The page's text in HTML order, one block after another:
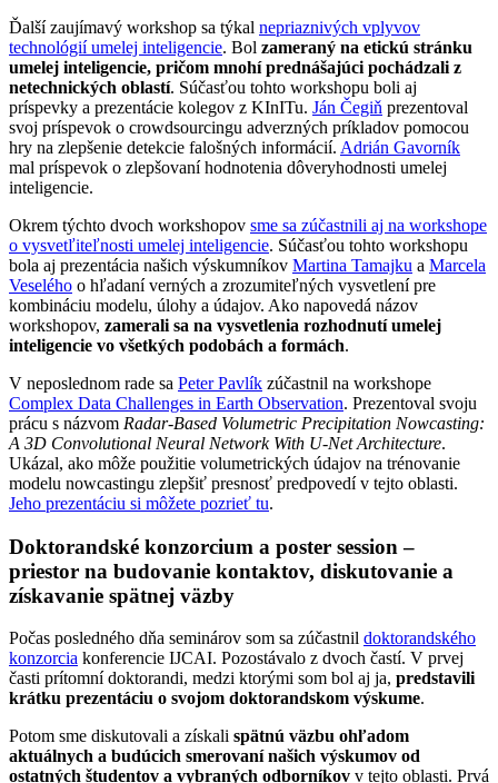
Ďalší zaujímavý workshop sa týkal nepriaznivých vplyvov
technológií umelej inteligencie. Bol zameraný na etickú stránku
umelej inteligencie, pričom mnohí prednášajúci pochádzali z
netechnických oblastí. Súčasťou tohto workshopu boli aj
príspevky a prezentácie kolegov z KInITu. Ján Čegiň prezentoval
svoj príspevok o crowdsourcingu adverzných príkladov pomocou
hry na zlepšenie detekcie falošných informácií. Adrián Gavorník
mal príspevok o zlepšovaní hodnotenia dôveryhodnosti umelej
inteligencie.
Okrem týchto dvoch workshopov sme sa zúčastnili aj na workshope
o vysvetľiteľnosti umelej inteligencie. Súčasťou tohto workshopu
bola aj prezentácia našich výskumníkov Martina Tamajku a Marcela
Veselého o hľadaní verných a zrozumiteľných vysvetlení pre
kombináciu modelu, úlohy a údajov. Ako napovedá názov
workshopov, zamerali sa na vysvetlenia rozhodnutí umelej
inteligencie vo všetkých podobách a formách.
V neposlednom rade sa Peter Pavlík zúčastnil na workshope
Complex Data Challenges in Earth Observation. Prezentoval svoju
prácu s názvom Radar-Based Volumetric Precipitation Nowcasting:
A 3D Convolutional Neural Network With U-Net Architecture.
Ukázal, ako môže použitie volumetrických údajov na trénovanie
modelu nowcastingu zlepšiť presnosť predpovedí v tejto oblasti.
Jeho prezentáciu si môžete pozrieť tu.
Doktorandské konzorcium a poster session –
priestor na budovanie kontaktov, diskutovanie a
získavanie spätnej väzby
Počas posledného dňa seminárov som sa zúčastnil doktorandského
konzorcia konferencie IJCAI. Pozostávalo z dvoch častí. V prvej
časti prítomní doktorandi, medzi ktorými som bol aj ja, predstavili
krátku prezentáciu o svojom doktorandskom výskume.
Potom sme diskutovali a získali spätnú väzbu ohľadom
aktuálnych a budúcich smerovaní našich výskumov od
ostatných študentov a vybraných odborníkov v tejto oblasti. Prvá